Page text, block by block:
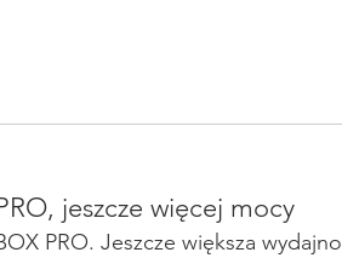
jeszcze więcej mocy
PRO. Jeszcze większa